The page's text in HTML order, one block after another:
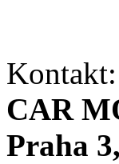
Kontakt:
CAR
Praha